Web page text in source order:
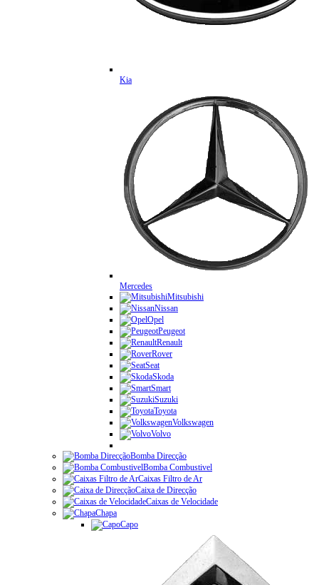
Kia
Mercedes
Mitsubishi
Nissan
Opel
Peugeot
Renault
Rover
Seat
Skoda
Smart
Suzuki
Toyota
Volkswagen
Volvo
Bomba Direcção
Bomba Combustivel
Caixas Filtro de Ar
Caixa de Direcção
Caixas de Velocidade
Chapa
Capo